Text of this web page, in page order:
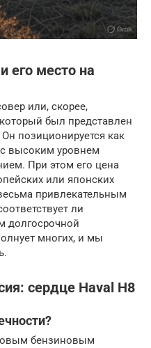
его место на
или, скорее,
был представлен
позиционируется как
высоким уровнем
При этом его цена
или японских
привлекательным
ли
долгосрочной
многих, и мы
сердце Haval H8
бензиновым